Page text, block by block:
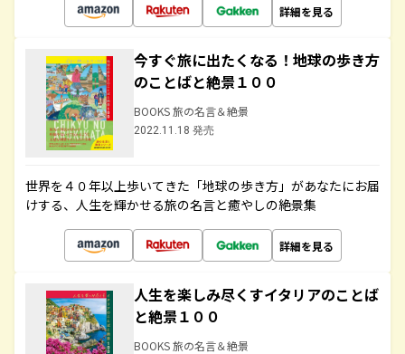
詳細を見る
今すぐ旅に出たくなる！地球の歩き方
のことばと絶景１００
BOOKS 旅の名言＆絶景
2022.11.18 発売
世界を４０年以上歩いてきた「地球の歩き方」があなたにお届
けする、人生を輝かせる旅の名言と癒やしの絶景集
詳細を見る
人生を楽しみ尽くすイタリアのことば
と絶景１００
BOOKS 旅の名言＆絶景